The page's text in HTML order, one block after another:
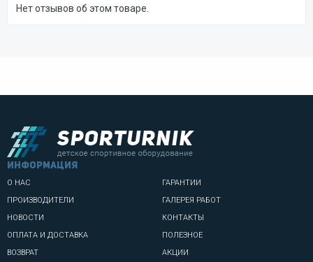
Нет отзывов об этом товаре.
информация
О НАС
ПРОИЗВОДИТЕЛИ
НОВОСТИ
ОПЛАТА И ДОСТАВКА
ВОЗВРАТ
ГАРАНТИИ
ГАЛЕРЕЯ РАБОТ
КОНТАКТЫ
ПОЛЕЗНОЕ
АКЦИИ